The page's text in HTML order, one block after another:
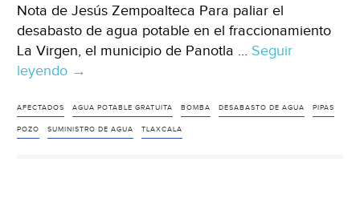
Nota de Jesús Zempoalteca Para paliar el
desabasto de agua potable en el fraccionamiento
La Virgen, el municipio de Panotla … Seguir
leyendo Tlaxcala:
con
pipas
→
AFECTADOS AGUA POTABLE GRATUITA BOMBA DESABASTO DE AGUA PIPAS
POZO SUMINISTRO DE AGUA TLAXCALA